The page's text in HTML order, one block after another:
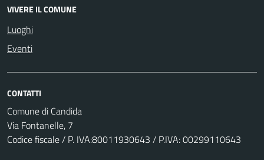
VIVERE IL COMUNE
Luoghi
Eventi
CONTATTI
Comune di Candida
Via Fontanelle, 7
Codice fiscale / P. IVA:80011930643 / P.IVA: 00299110643